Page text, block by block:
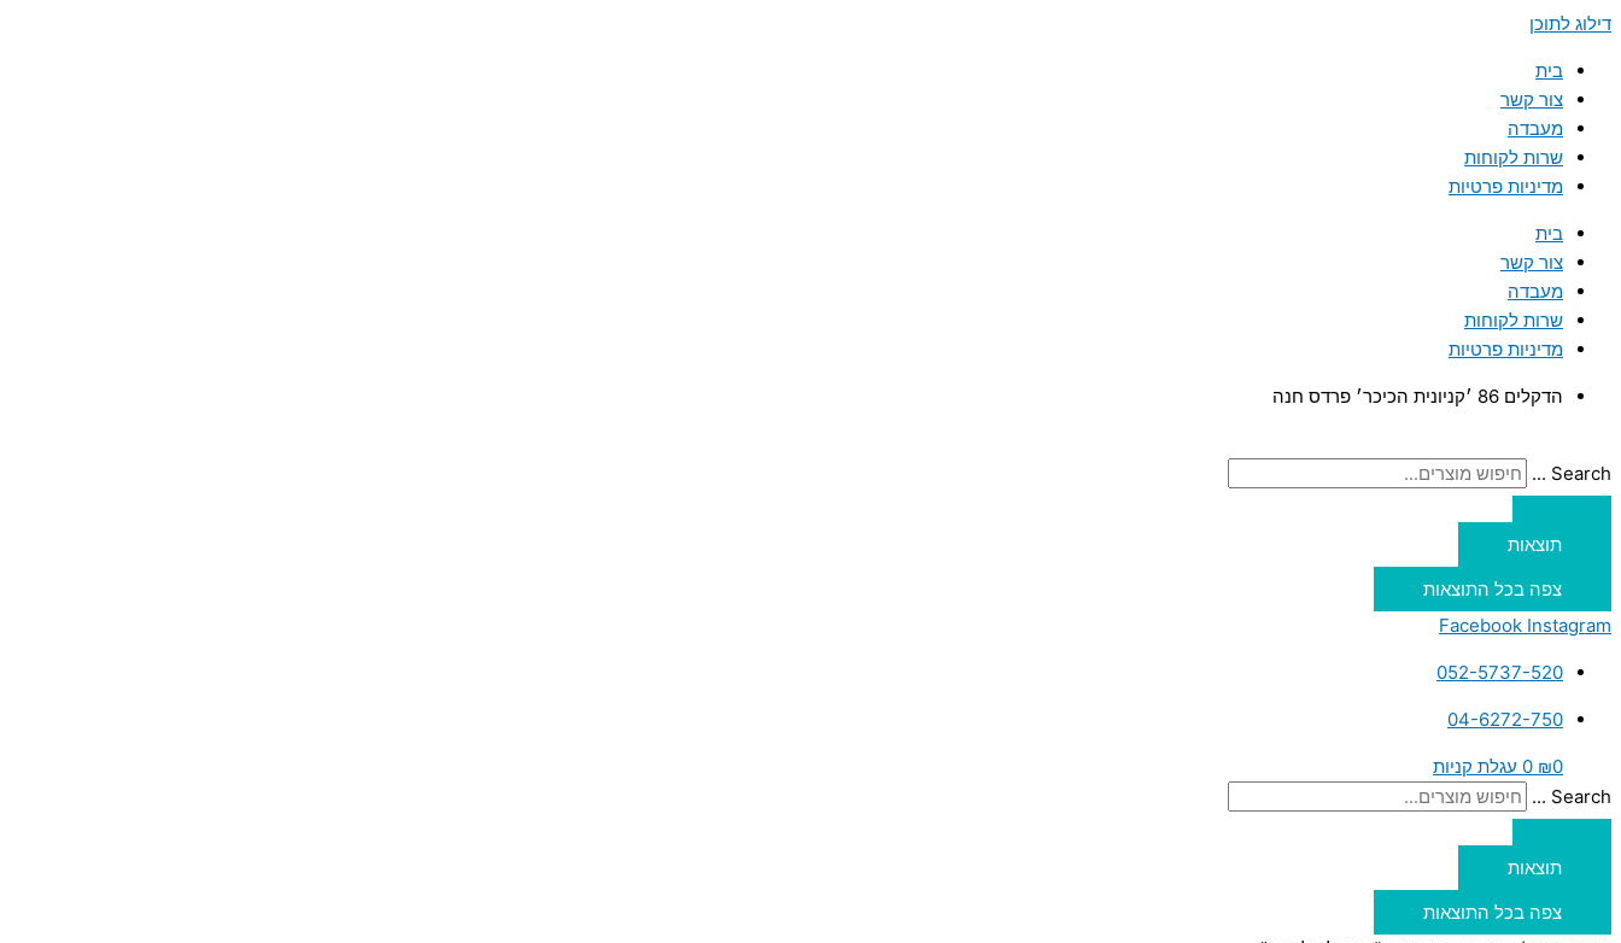
דילוג לתוכן
בית
צור קשר
מעבדה
שרות לקוחות
מדיניות פרטיות
בית
צור קשר
מעבדה
שרות לקוחות
מדיניות פרטיות
הדקלים 86 ׳קניונית הכיכר׳ פרדס חנה
Search ...
תוצאות
צפה בכל התוצאות
Facebook Instagram
052-5737-520
04-6272-750
₪0
0 עגלת קניות
Search ...
תוצאות
צפה בכל התוצאות